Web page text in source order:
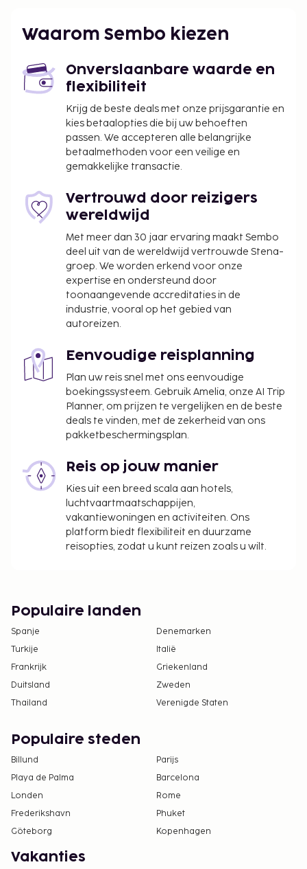
Enkele van de voorzieningen zijn een
en een kluis bij de receptie. Ter plaatse heb je gratis
parkeerplaatsen. Plezier gegarandeerd dankzij
fietsenverhuur of geniet van het uitzicht vanuit een
tuin. Extra voorzieningen van dit aparthotel zijn
gratis wifi en een automaat. Op werkdagen wordt er
tegen betaling een ontbijtbuffet geserveerd van
07.00 uur tot 09.30 uur en in het weekend is dit
beschikbaar van 08.30 uur tot 10.30 uur.
De volgende kosten dienen bij de accommodatie te
toepasselijke belastingen zijn:
Borgsom: EUR 50 per accommodatie, per
verblijf
Schoonmaakkosten: EUR 10 per
accommodatie, per nacht
accommodatie aan ons heeft doorgegeven.
Toeslag voor het ontbijtbuffet: ca. EUR 20 voor
volwassenen en ca. EUR 20 voor kinderen
Toeslag voor babybed: EUR 15.0 per nacht
Deze lijst is mogelijk niet volledig. Toeslagen en
borgsommen zijn mogelijk excl. btw en kunnen
wijzigen.
Alleen geregistreerde hotelgasten worden in de
kamers toegelaten.
Deze accommodatie heet gasten van elke
seksuele geaardheid en genderidentiteit
Waarom Sembo kiezen
Onverslaanbare waarde en
flexibiliteit
Krijg de beste deals met onze prijsgarantie en
kies betaalopties die bij uw behoeften
passen. We accepteren alle belangrijke
betaalmethoden voor een veilige en
gemakkelijke transactie.
Vertrouwd door reizigers
wereldwijd
Met meer dan 30 jaar ervaring maakt Sembo
deel uit van de wereldwijd vertrouwde Stena-
groep. We worden erkend voor onze
expertise en ondersteund door
toonaangevende accreditaties in de
industrie, vooral op het gebied van
autoreizen.
Eenvoudige reisplanning
Plan uw reis snel met ons eenvoudige
boekingssysteem. Gebruik Amelia, onze AI Trip
Planner, om prijzen te vergelijken en de beste
deals te vinden, met de zekerheid van ons
pakketbeschermingsplan.
Reis op jouw manier
Kies uit een breed scala aan hotels,
luchtvaartmaatschappijen,
vakantiewoningen en activiteiten. Ons
platform biedt flexibiliteit en duurzame
reisopties, zodat u kunt reizen zoals u wilt.
Populaire landen
Spanje
Denemarken
Turkije
Italië
Frankrijk
Griekenland
Duitsland
Zweden
Thailand
Verenigde Staten
Populaire steden
Billund
Parijs
Playa de Palma
Barcelona
Londen
Rome
Frederikshavn
Phuket
Göteborg
Kopenhagen
Vakanties